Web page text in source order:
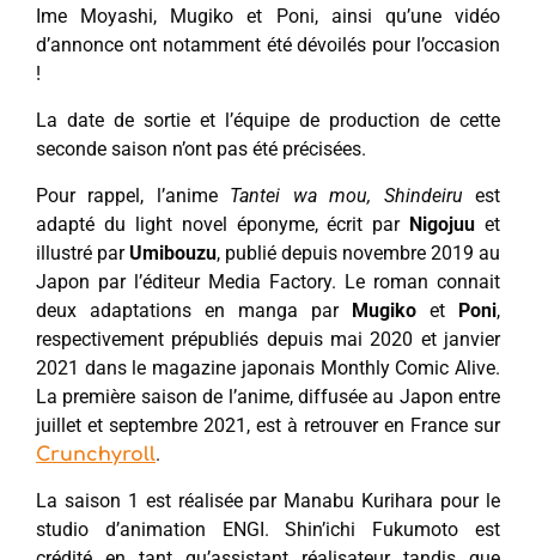
Ime Moyashi, Mugiko et Poni, ainsi qu’une vidéo
d’annonce ont notamment été dévoilés pour l’occasion
!
La date de sortie et l’équipe de production de cette
seconde saison n’ont pas été précisées.
Pour rappel, l’anime Tantei wa mou, Shindeiru est
adapté du light novel éponyme, écrit par Nigojuu et
illustré par Umibouzu, publié depuis novembre 2019 au
Japon par l’éditeur Media Factory. Le roman connait
deux adaptations en manga par Mugiko et Poni,
respectivement prépubliés depuis mai 2020 et janvier
2021 dans le magazine japonais Monthly Comic Alive.
La première saison de l’anime, diffusée au Japon entre
juillet et septembre 2021, est à retrouver en France sur
Crunchyroll.
La saison 1 est réalisée par Manabu Kurihara pour le
studio d’animation ENGI. Shin’ichi Fukumoto est